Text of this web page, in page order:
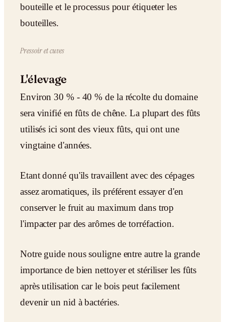
bouteille et le processus pour étiqueter les
bouteilles.
Pressoir et cuves
L'élevage
Environ 30 % - 40 % de la récolte du domaine
sera vinifié en fûts de chêne. La plupart des fûts
utilisés ici sont des vieux fûts, qui ont une
vingtaine d'années.
Etant donné qu'ils travaillent avec des cépages
assez aromatiques, ils préférent essayer d'en
conserver le fruit au maximum dans trop
l'impacter par des arômes de torréfaction.
Notre guide nous souligne entre autre la grande
importance de bien nettoyer et stériliser les fûts
après utilisation car le bois peut facilement
devenir un nid à bactéries.